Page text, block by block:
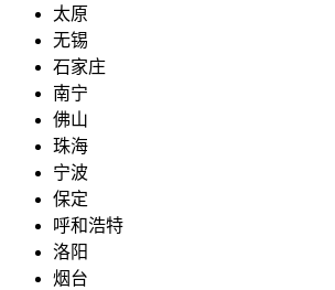
太原
无锡
石家庄
南宁
佛山
珠海
宁波
保定
呼和浩特
洛阳
烟台